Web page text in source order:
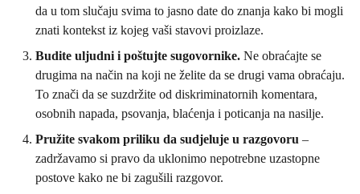
da u tom slučaju svima to jasno date do znanja kako bi mogli
znati kontekst iz kojeg vaši stavovi proizlaze.
Budite uljudni i poštujte sugovornike. Ne obraćajte se
drugima na način na koji ne želite da se drugi vama obraćaju.
To znači da se suzdržite od diskriminatornih komentara,
osobnih napada, psovanja, blaćenja i poticanja na nasilje.
Pružite svakom priliku da sudjeluje u razgovoru –
zadržavamo si pravo da uklonimo nepotrebne uzastopne
postove kako ne bi zagušili razgovor.